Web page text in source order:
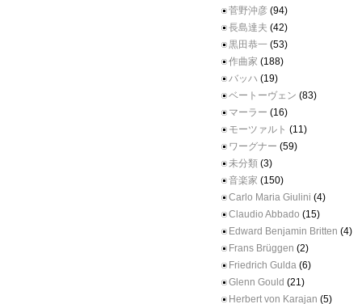
菅野沖彦 (94)
長島達夫 (42)
黒田恭一 (53)
作曲家 (188)
バッハ (19)
ベートーヴェン (83)
マーラー (16)
モーツァルト (11)
ワーグナー (59)
未分類 (3)
音楽家 (150)
Carlo Maria Giulini (4)
Claudio Abbado (15)
Edward Benjamin Britten (4)
Frans Brüggen (2)
Friedrich Gulda (6)
Glenn Gould (21)
Herbert von Karajan (5)